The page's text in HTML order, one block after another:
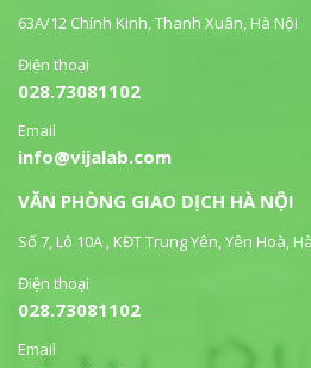
63A/12 Chính Kinh, Thanh Xuân, Hà Nội
Điện thoại
028.73081102
Email
info@vijalab.com
VĂN PHÒNG GIAO DỊCH HÀ NỘI
Số 7, Lô 10A , KĐT Trung Yên, Yên Hoà,
Điện thoại
028.73081102
Email